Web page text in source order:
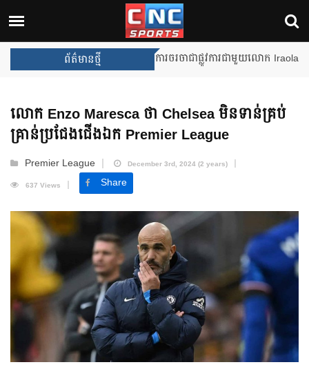
ព័ត៌មានថ្មី
Liverpool នឹងចាប់ផ្តើមការចរចាជាផ្លូវការជាមួយលោក Iraola
លោក Enzo Maresca ថា Chelsea មិនទាន់គ្រប់
គ្រាន់ប្រជែងជើងឯក Premier League
Premier League
December 3rd, 2024 (2 years)
637 Views
Share